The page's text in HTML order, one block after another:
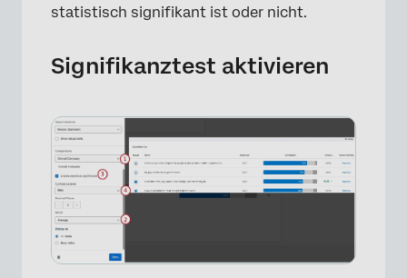
statistisch signifikant ist oder nicht.
Signifikanztest aktivieren